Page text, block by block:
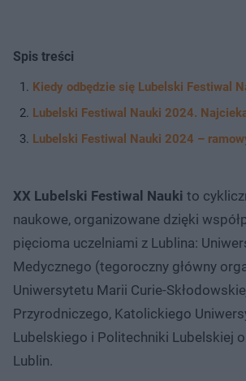
Spis treści
Kiedy odbędzie się Lubelski Festiwal
Lubelski Festiwal Nauki 2024.
Lubelski Festiwal Nauki 2024 –
XX Lubelski Festiwal Nauki to
naukowe, organizowane dzięki
pięcioma uczelniami z Lublina:
Medycznego (tegoroczny główny
Uniwersytetu Marii Curie-
Przyrodniczego, Katolickiego
Lubelskiego i Politechniki Lubelskiej
Lublin.